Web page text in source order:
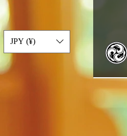
JPY (¥)